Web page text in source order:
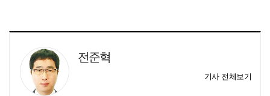
전준혁
기사 전체보기